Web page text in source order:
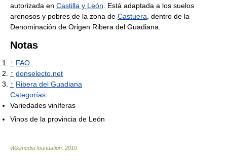
autorizada en Castilla y León . Está adaptada a los suelos
arenosos y pobres de la zona de Castuera , dentro de la
Denominación de Origen Ribera del Guadiana.
Notas
↑ FAO
↑ donselecto.net
↑ Ribera del Guadiana
Categorías:
Variedades viníferas
Vinos de la provincia de León
Wikimedia foundation 2010